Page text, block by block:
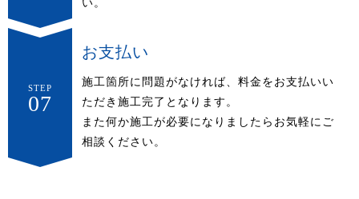
い。
STEP
07
お支払い
施工箇所に問題がなければ、料金をお支払いい
ただき施工完了となります。
また何か施工が必要になりましたらお気軽にご
相談ください。